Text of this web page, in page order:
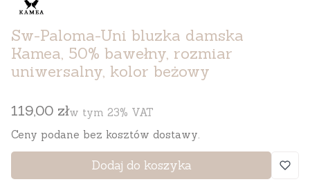
Sw-Paloma-Uni bluzka damska
Kamea, 50% bawełny, rozmiar
uniwersalny, kolor beżowy
Cena
119,00 złw tym 23% VAT
w tym 23% VAT
Ceny podane bez kosztów dostawy.
Dodaj do koszyka